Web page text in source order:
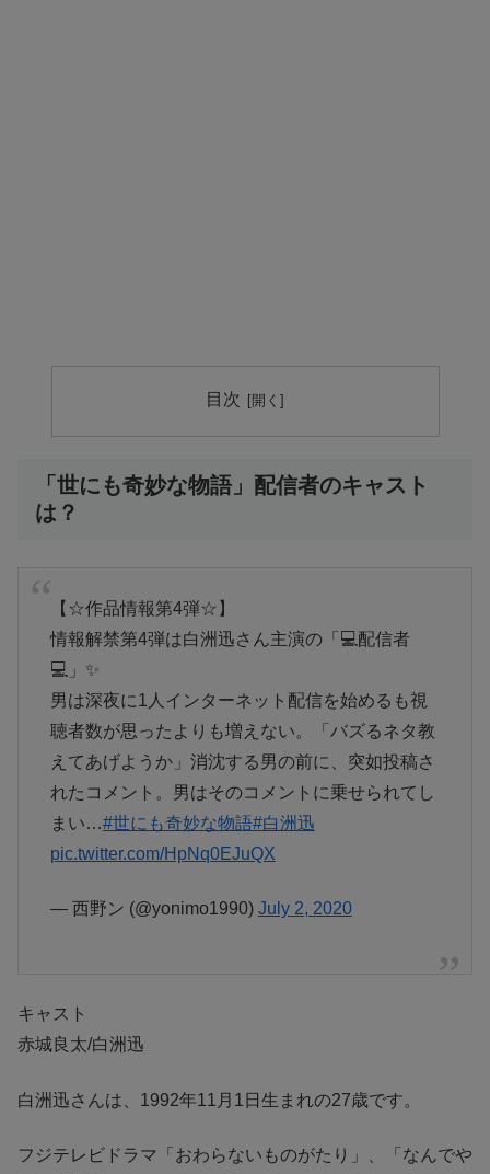
目次
「世にも奇妙な物語」配信者のキャスト
は？
【☆作品情報第4弾☆】
情報解禁第4弾は白洲迅さん主演の「💻配信者
💻」✨
男は深夜に1人インターネット配信を始めるも視
聴者数が思ったよりも増えない。「バズるネタ教
えてあげようか」消沈する男の前に、突如投稿さ
れたコメント。男はそのコメントに乗せられてし
まい…#世にも奇妙な物語#白洲迅
pic.twitter.com/HpNq0EJuQX
— 西野ン (@yonimo1990) July 2, 2020
キャスト
赤城良太/白洲迅
白洲迅さんは、1992年11月1日生まれの27歳です。
フジテレビドラマ「おわらないものがたり」、「なんでや